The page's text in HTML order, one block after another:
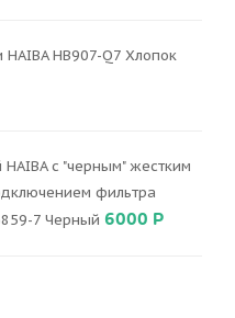
HB907-Q7 Хлопок
с "черным" жестким
фильтра
7 Черный 6000 Р